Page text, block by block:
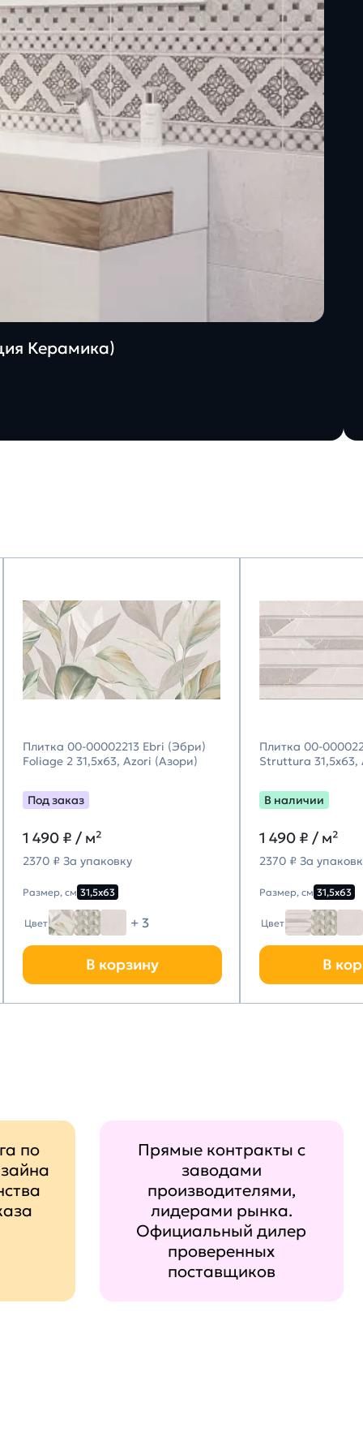
Керамика)
Плитка 00-00002213 Ebri (Эбри)
Foliage 2 31,5х63, Azori (Азори)
Под заказ
1 490 ₽ / м²
2370 ₽ За упаковку
Размер, см 31,5х63
Цвет + 3
В корзину
Плитка 00-
Struttura 31,5х63,
В наличии
1 490 ₽ / м²
2370 ₽ За
Размер, см 31,5х63
Цвет
В
по
Прямые контракты с
заводами
производителями,
лидерами рынка.
Официальный дилер
проверенных
поставщиков